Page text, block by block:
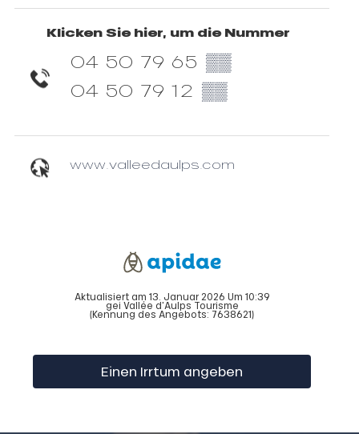
Klicken Sie hier, um die Nummer
04 50 79 65 ▒▒
04 50 79 12 ▒▒
www.valleedaulps.com
Aktualisiert am 13. Januar 2026 Um 10:39
gei Vallée d'Aulps Tourisme
(Kennung des Angebots: 7638621)
Einen Irrtum angeben